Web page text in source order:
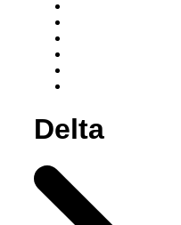
Delta